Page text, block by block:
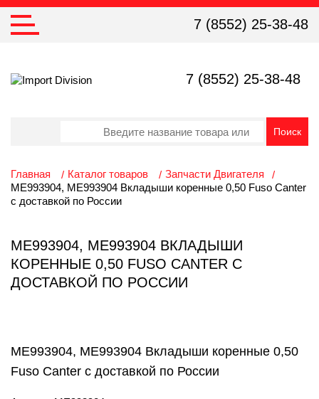
7 (8552) 25-38-48
7 (8552) 25-38-48
Главная Каталог товаров
Запчасти Двигателя
ME993904, ME993904 Вкладыши коренные 0,50 Fuso Canter
с доставкой по России
ME993904, ME993904 ВКЛАДЫШИ
КОРЕННЫЕ 0,50 FUSO CANTER С
ДОСТАВКОЙ ПО РОССИИ
ME993904, ME993904 Вкладыши коренные 0,50
Fuso Canter с доставкой по России